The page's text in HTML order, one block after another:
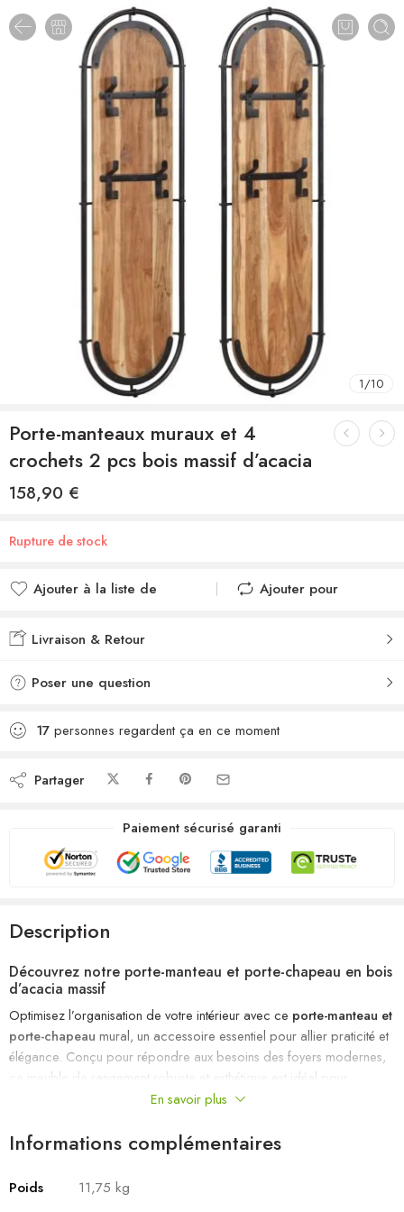
1/10
Porte-manteaux muraux et 4
crochets 2 pcs bois massif d’acacia
158,90 €
Rupture de stock
Ajouter à la liste de
Ajouté à la liste de
Ajouter pour
Livraison & Retour
Poser une question
17 personnes regardent ça en ce moment
Partager
Paiement sécurisé garanti
Description
Découvrez notre porte-manteau et porte-chapeau en bois
d’acacia massif
Optimisez l’organisation de votre intérieur avec ce porte-manteau et
porte-chapeau mural, un accessoire essentiel pour allier praticité et
élégance. Conçu pour répondre aux besoins des foyers modernes,
ce meuble de rangement robuste et esthétique est idéal pour
maintenir votre espace en ordre tout en apportant une touche
Les avantages de ce porte-manteau mural
Design élégant et naturel :
En savoir plus
Informations complémentaires
Poids
11,75 kg